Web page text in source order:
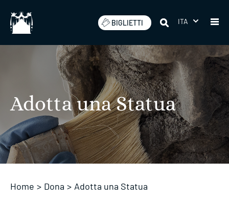
BIGLIETTI ITA
Adotta una Statua
Home > Dona > Adotta una Statua